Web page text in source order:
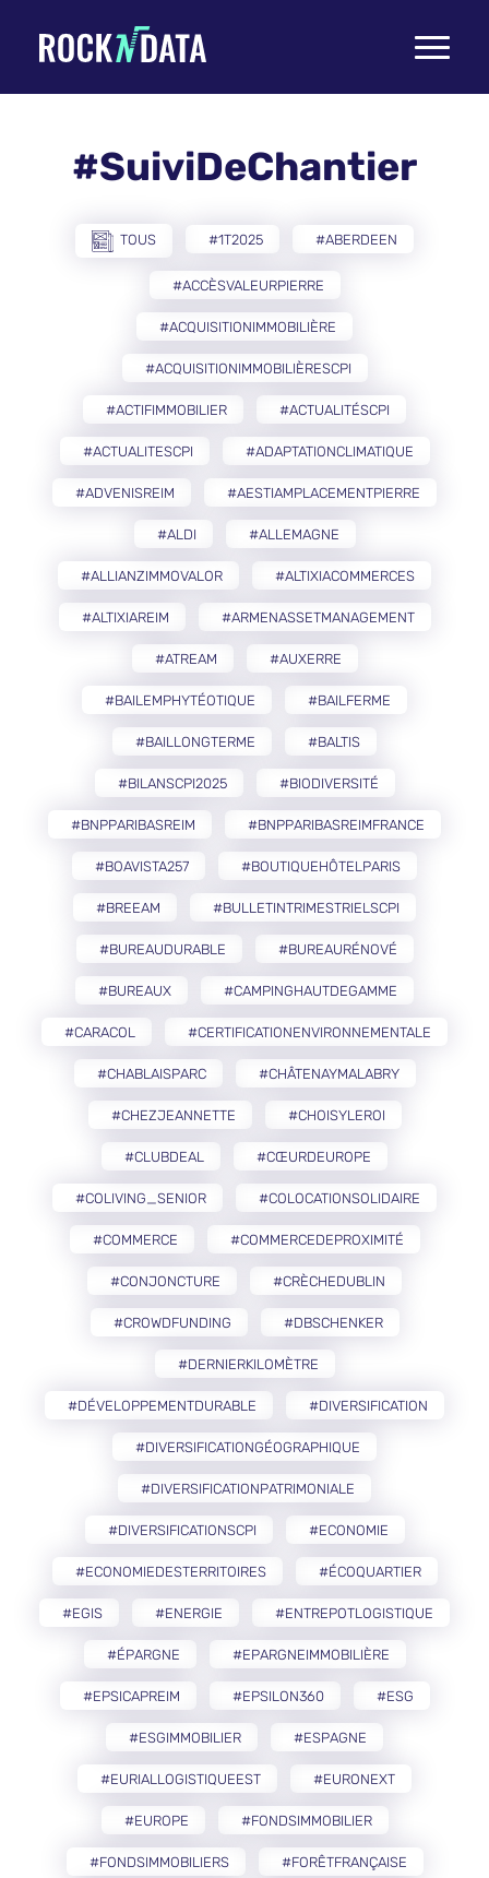
Toggle
#SuiviDeChantier
TOUS #1T2025 #ABERDEEN
#ACCÈSVALEURPIERRE
#ACQUISITIONIMMOBILIÈRE
#ACQUISITIONIMMOBILIÈRESCPI
#ACTIFIMMOBILIER #ACTUALITÉSCPI
#ACTUALITESCPI #ADAPTATIONCLIMATIQUE
#ADVENISREIM #AESTIAMPLACEMENTPIERRE
#ALDI #ALLEMAGNE
#ALLIANZIMMOVALOR #ALTIXIACOMMERCES
#ALTIXIAREIM #ARMENASSETMANAGEMENT
#ATREAM #AUXERRE
#BAILEMPHYTÉOTIQUE #BAILFERME
#BAILLONGTERME #BALTIS
#BILANSCPI2025 #BIODIVERSITÉ
#BNPPARIBASREIM #BNPPARIBASREIMFRANCE
#BOAVISTA257 #BOUTIQUEHÔTELPARIS
#BREEAM #BULLETINTRIMESTRIELSCPI
#BUREAUDURABLE #BUREAURÉNOVÉ
#BUREAUX #CAMPINGHAUTDEGAMME
#CARACOL #CERTIFICATIONENVIRONNEMENTALE
#CHABLAISPARC #CHÂTENAYMALABRY
#CHEZJEANNETTE #CHOISYLEROI
#CLUBDEAL #CŒURDEUROPE
#COLIVING_SENIOR #COLOCATIONSOLIDAIRE
#COMMERCE #COMMERCEDEPROXIMITÉ
#CONJONCTURE #CRÈCHEDUBLIN
#CROWDFUNDING #DBSCHENKER
#DERNIERKILOMÈTRE
#DÉVELOPPEMENTDURABLE #DIVERSIFICATION
#DIVERSIFICATIONGÉOGRAPHIQUE
#DIVERSIFICATIONPATRIMONIALE
#DIVERSIFICATIONSCPI #ECONOMIE
#ECONOMIEDESTERRITOIRES #ÉCOQUARTIER
#EGIS #ENERGIE #ENTREPOTLOGISTIQUE
#ÉPARGNE #EPARGNEIMMOBILIÈRE
#EPSICAPREIM #EPSILON360 #ESG
#ESGIMMOBILIER #ESPAGNE
#EURIALLOGISTIQUEEST #EURONEXT
#EUROPE #FONDSIMMOBILIER
#FONDSIMMOBILIERS #FORÊTFRANÇAISE